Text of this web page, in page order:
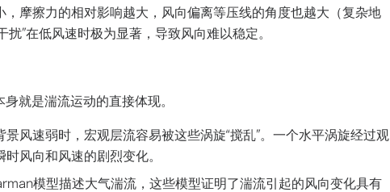
，摩擦力的相对影响越大，风向偏离等压线的角度也越大（复杂地
”在低风速时极为显著，导致风向难以稳定。
就是湍流运动的直接体现。
风速弱时，宏观层流容易被这些涡旋“搅乱”。一个水平涡旋经过观
风向和风速的剧烈变化。
模型描述大气湍流，这些模型证明了湍流引起的风向变化具有